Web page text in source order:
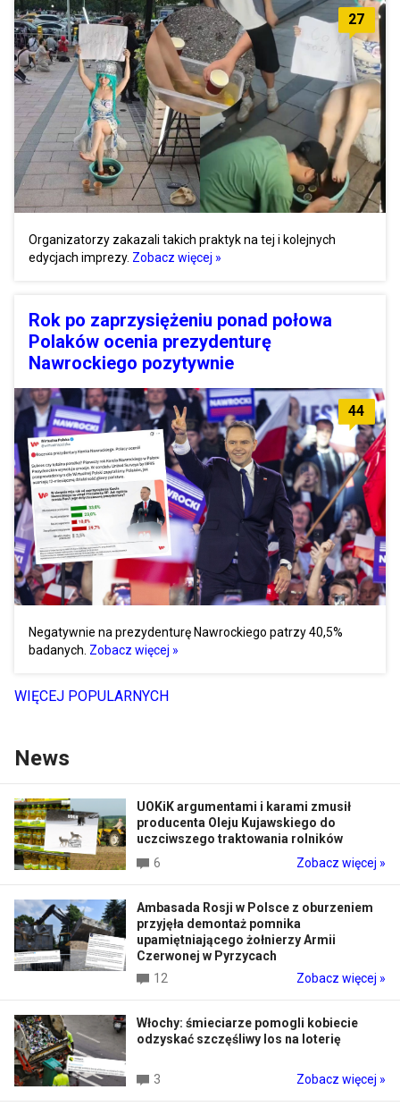
27
Organizatorzy zakazali takich praktyk na tej i kolejnych
edycjach imprezy. Zobacz więcej »
Rok po zaprzysiężeniu ponad połowa
Polaków ocenia prezydenturę
Nawrockiego pozytywnie
44
Negatywnie na prezydenturę Nawrockiego patrzy 40,5%
badanych. Zobacz więcej »
WIĘCEJ POPULARNYCH
News
UOKiK argumentami i karami zmusił
producenta Oleju Kujawskiego do
uczciwszego traktowania rolników
6
Zobacz więcej »
Ambasada Rosji w Polsce z oburzeniem
przyjęła demontaż pomnika
upamiętniającego żołnierzy Armii
Czerwonej w Pyrzycach
12
Zobacz więcej »
Włochy: śmieciarze pomogli kobiecie
odzyskać szczęśliwy los na loterię
3 Zobacz więcej »